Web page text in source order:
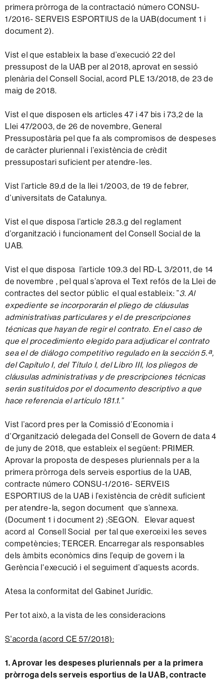
primera pròrroga de la contractació número CONSU-
1/2016- SERVEIS ESPORTIUS de la UAB(document 1 i
document 2).
Vist el que estableix la base d’execució 22 del
pressupost de la UAB per al 2018, aprovat en sessió
plenària del Consell Social, acord PLE 13/2018, de 23 de
maig de 2018.
Vist el que disposen els articles 47 i 47 bis i 73,2 de la
Llei 47/2003, de 26 de novembre, General
Pressupostària pel que fa als compromisos de despeses
de caràcter pluriennal i l’existència de crèdit
pressupostari suficient per atendre-les.
Vist l’article 89.d de la llei 1/2003, de 19 de febrer,
d’universitats de Catalunya.
Vist el que disposa l’article 28.3.g del reglament
d’organització i funcionament del Consell Social de la
UAB.
Vist el que disposa l’article 109.3 del RD-L 3/2011, de 14
de novembre , pel qual s’aprova el Text refós de la Llei de
contractes del sector públic el qual estableix: ”3. Al
expediente se incorporarán el pliego de cláusulas
administrativas particulares y el de prescripciones
técnicas que hayan de regir el contrato. En el caso de
que el procedimiento elegido para adjudicar el contrato
sea el de diálogo competitivo regulado en la sección 5.ª,
del Capítulo I, del Título I, del Libro III, los pliegos de
cláusulas administrativas y de prescripciones técnicas
serán sustituidos por el documento descriptivo a que
hace referencia el artículo 181.1.”
Vist l’acord pres per la Comissió d’Economia i
d’Organització delegada del Consell de Govern de data 4
de juny de 2018, que estableix el següent: PRIMER.
Aprovar la proposta de despeses pluriennals per a la
primera pròrroga dels serveis esportius de la UAB,
contracte número CONSU-1/2016- SERVEIS
ESPORTIUS de la UAB i l’existència de crèdit suficient
per atendre-la, segon document que s’annexa.
(Document 1 i document 2) ;SEGON. Elevar aquest
acord al Consell Social per tal que exerceixi les seves
competències; TERCER. Encarregar als responsables
dels àmbits econòmics dins l’equip de govern i la
Gerència l'execució i el seguiment d’aquests acords.
Atesa la conformitat del Gabinet Jurídic.
Per tot això, a la vista de les consideracions
S'acorda (acord CE 57/2018):
1. Aprovar les despeses pluriennals per a la primera
pròrroga dels serveis esportius de la UAB, contracte